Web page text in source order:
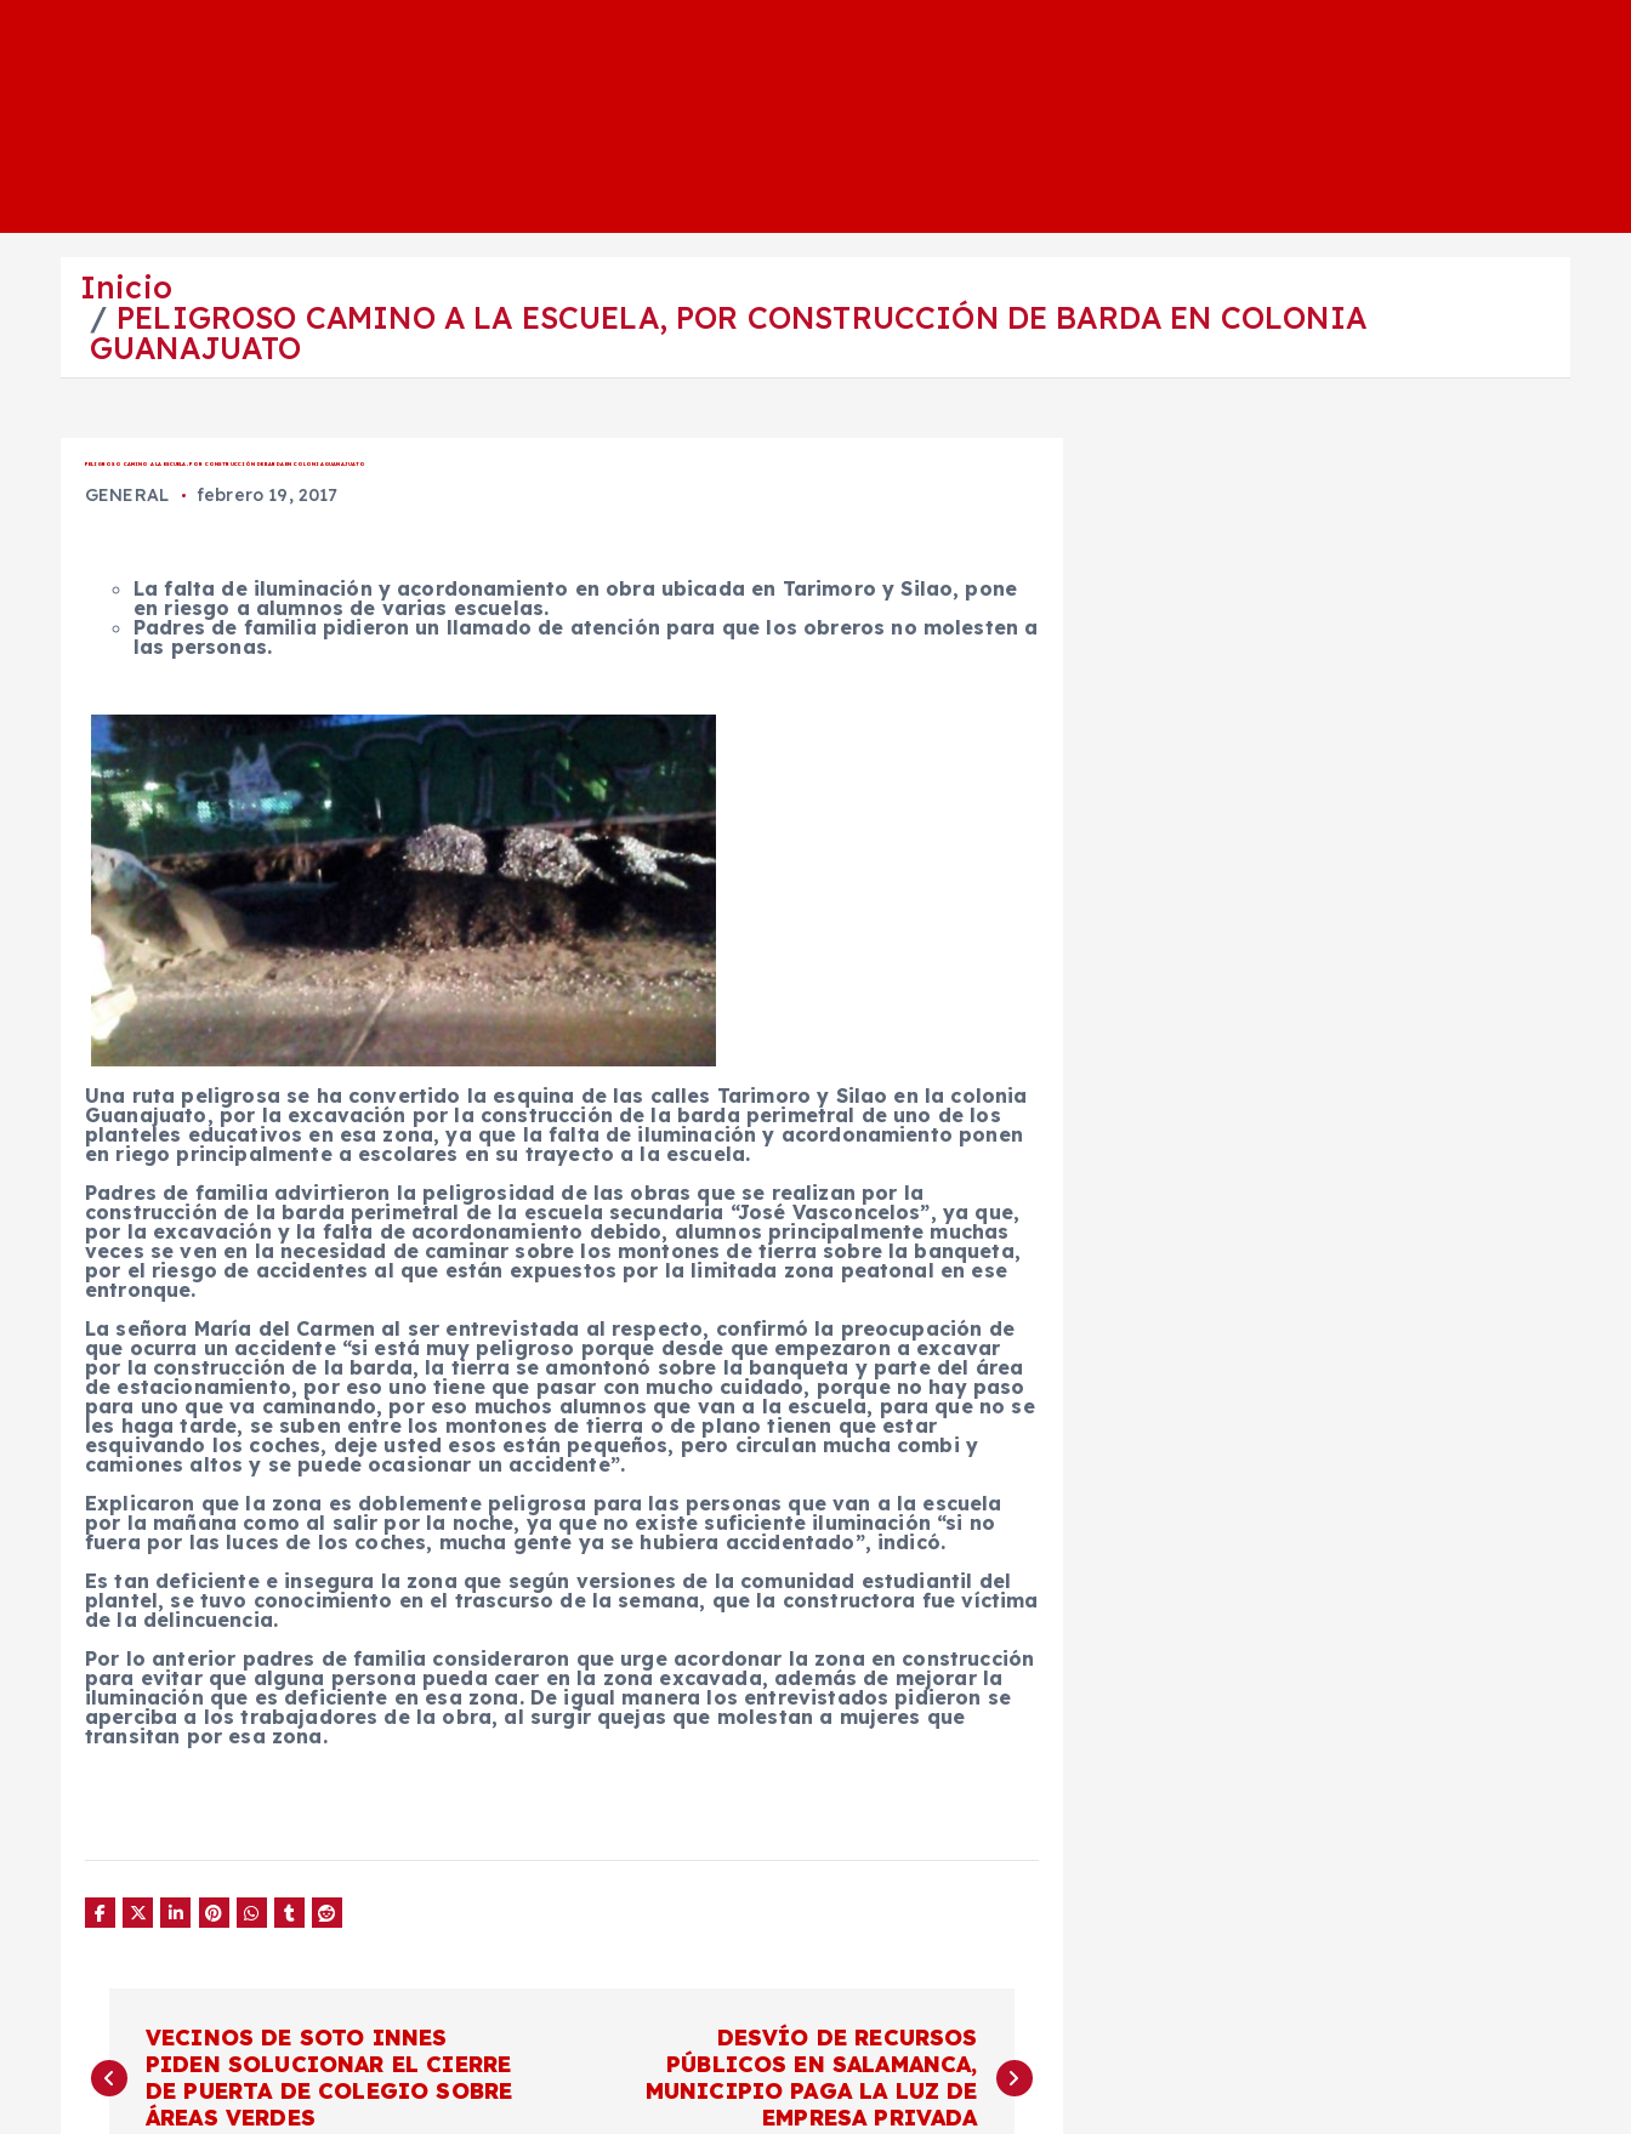
Inicio
PELIGROSO CAMINO A LA ESCUELA, POR CONSTRUCCIÓN DE BARDA EN COLONIA
GUANAJUATO
PELIGROSO CAMINO A LA ESCUELA, POR CONSTRUCCIÓN DE BARDA EN COLONIA GUANAJUATO
GENERAL febrero 19, 2017
La falta de iluminación y acordonamiento en obra ubicada en Tarimoro y Silao, pone
en riesgo a alumnos de varias escuelas.
Padres de familia pidieron un llamado de atención para que los obreros no molesten a
las personas.
Una ruta peligrosa se ha convertido la esquina de las calles Tarimoro y Silao en la colonia
Guanajuato, por la excavación por la construcción de la barda perimetral de uno de los
planteles educativos en esa zona, ya que la falta de iluminación y acordonamiento ponen
en riego principalmente a escolares en su trayecto a la escuela.
Padres de familia advirtieron la peligrosidad de las obras que se realizan por la
construcción de la barda perimetral de la escuela secundaria “José Vasconcelos”, ya que,
por la excavación y la falta de acordonamiento debido, alumnos principalmente muchas
veces se ven en la necesidad de caminar sobre los montones de tierra sobre la banqueta,
por el riesgo de accidentes al que están expuestos por la limitada zona peatonal en ese
entronque.
La señora María del Carmen al ser entrevistada al respecto, confirmó la preocupación de
que ocurra un accidente “si está muy peligroso porque desde que empezaron a excavar
por la construcción de la barda, la tierra se amontonó sobre la banqueta y parte del área
de estacionamiento, por eso uno tiene que pasar con mucho cuidado, porque no hay paso
para uno que va caminando, por eso muchos alumnos que van a la escuela, para que no se
les haga tarde, se suben entre los montones de tierra o de plano tienen que estar
esquivando los coches, deje usted esos están pequeños, pero circulan mucha combi y
camiones altos y se puede ocasionar un accidente”.
Explicaron que la zona es doblemente peligrosa para las personas que van a la escuela
por la mañana como al salir por la noche, ya que no existe suficiente iluminación “si no
fuera por las luces de los coches, mucha gente ya se hubiera accidentado”, indicó.
Es tan deficiente e insegura la zona que según versiones de la comunidad estudiantil del
plantel, se tuvo conocimiento en el trascurso de la semana, que la constructora fue víctima
de la delincuencia.
Por lo anterior padres de familia consideraron que urge acordonar la zona en construcción
para evitar que alguna persona pueda caer en la zona excavada, además de mejorar la
iluminación que es deficiente en esa zona. De igual manera los entrevistados pidieron se
aperciba a los trabajadores de la obra, al surgir quejas que molestan a mujeres que
transitan por esa zona.
a
VECINOS DE SOTO INNES
PIDEN SOLUCIONAR EL CIERRE
DE PUERTA DE COLEGIO SOBRE
ÁREAS VERDES
DESVÍO DE RECURSOS
PÚBLICOS EN SALAMANCA,
MUNICIPIO PAGA LA LUZ DE
EMPRESA PRIVADA